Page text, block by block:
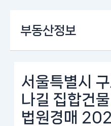
로
부동산정보
서울특별시
나길 집합건
법원경매